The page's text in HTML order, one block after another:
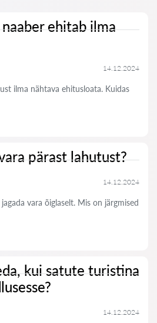
ehitab ilma
14.12.2024
ilma nähtava ehitusloata. Kuidas
pärast lahutust?
14.12.2024
vara õiglaselt. Mis on järgmised
kui satute turistina
14.12.2024